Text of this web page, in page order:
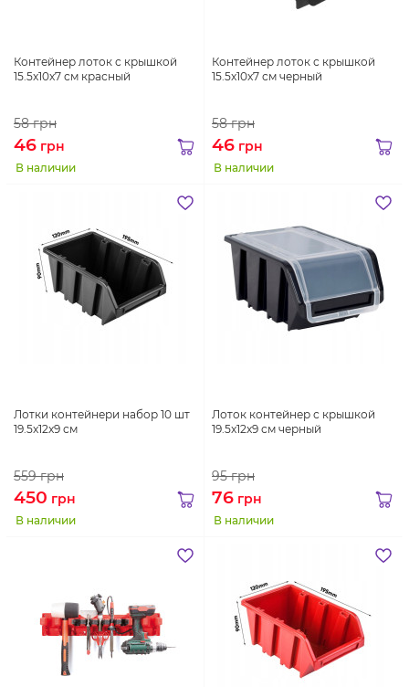
Контейнер лоток с крышкой
15.5x10x7 см красный
58грн
46 грн
В наличии
Контейнер лоток с крышкой
15.5x10x7 см черный
58грн
46 грн
В наличии
Лотки контейнери набор 10 шт
19.5x12x9 см
559грн
450 грн
В наличии
Лоток контейнер с крышкой
19.5x12x9 см черный
95грн
76 грн
В наличии